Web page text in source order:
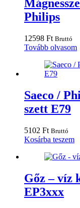
Philips
12598 Ft Bruttó
Tovább olvasom
Saeco /
szett E79
5102 Ft Bruttó
Kosárba teszem
Gőz – víz
EP3xxx